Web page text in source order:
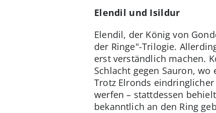
Elendil und Isildur
Elendil, der König von
der Ringe"-Trilogie.
erst verständlich machen.
Schlacht gegen Sauron,
Trotz Elronds
werfen – stattdessen
bekanntlich an den Ring